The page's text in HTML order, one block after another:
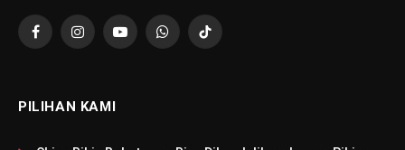
FacebookInstagramYouTubeWhatsAppTikTok
PILIHAN KAMI